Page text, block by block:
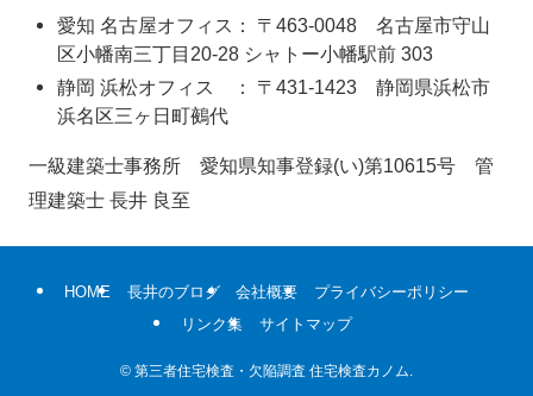
愛知 名古屋オフィス： 〒463-0048 名古屋市守山
区小幡南三丁目20-28 シャトー小幡駅前 303
静岡 浜松オフィス ： 〒431‑1423 静岡県浜松市
浜名区三ヶ日町鵺代
一級建築士事務所 愛知県知事登録(い)第10615号 管
理建築士 長井 良至
HOME 長井のブログ 会社概要
プライバシーポリシー
リンク集
サイトマップ
© 第三者住宅検査・欠陥調査 住宅検査カノム.